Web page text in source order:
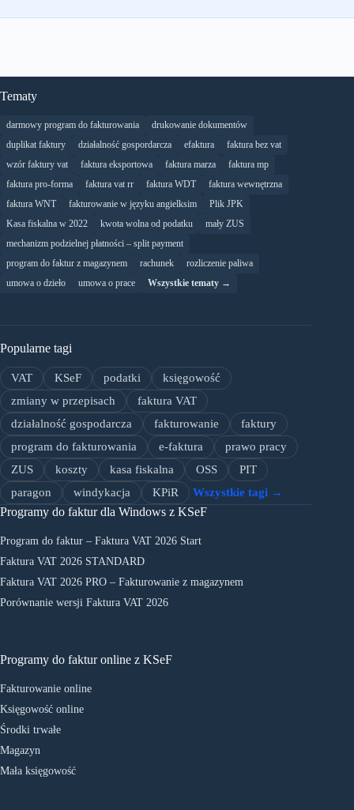
Tematy
darmowy program do fakturowania
drukowanie dokumentów
duplikat faktury
działalność gospordarcza efaktura
faktura bez vat
wzór faktury vat
faktura eksportowa faktura marza
faktura mp
faktura pro-forma
faktura vat rr faktura WDT
faktura wewnętrzna
faktura WNT
fakturowanie w języku angielksim
Plik JPK
Kasa fiskalna w 2022
kwota wolna od podatku
mały ZUS
mechanizm podzielnej płatności – split payment
program do faktur z magazynem
rachunek
rozliczenie paliwa
umowa o dzieło
umowa o prace Wszystkie tematy →
Popularne tagi
VAT KSeF podatki
księgowość
zmiany w przepisach
faktura VAT
działalność gospodarcza
fakturowanie
faktury
program do fakturowania
e-faktura
prawo pracy
ZUS
koszty kasa fiskalna OSS
PIT
paragon
windykacja KPiR Wszystkie tagi →
Programy do faktur dla Windows z KSeF
Program do faktur – Faktura VAT 2026 Start
Faktura VAT 2026 STANDARD
Faktura VAT 2026 PRO – Fakturowanie z magazynem
Porównanie wersji Faktura VAT 2026
Programy do faktur online z KSeF
Fakturowanie online
Księgowość online
Środki trwałe
Magazyn
Mała księgowość